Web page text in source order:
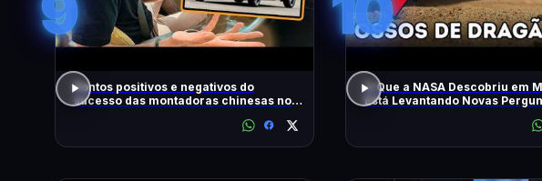
Pontos positivos e negativos do
sucesso das montadoras chinesas no
O Que a NASA Descobriu em
Está Levantando Novas